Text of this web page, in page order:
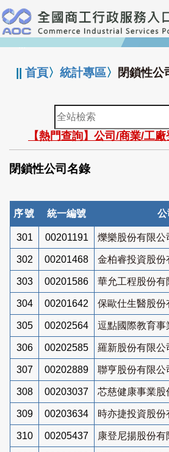
跳
到
主
要
:::
||首頁〉統計專區〉 閉鎖性公
全
站
檢
索
【熱門查詢】公司/商業/工
閉鎖性公司名錄
序號 統一編號 公
301 00201191 爍樂股份有限公
302 00201468 金柏睿投資股份
303 00201586 華允工程股份有
304 00201642 保歐仕生醫股份
305 00202564 逗點國際教育事
306 00202585 羅新股份有限公
307 00202889 聯亨股份有限公
308 00203037 芯慈健康事業股
309 00203634 時亦捷投資股份
310 00205437 康登尼揚股份有